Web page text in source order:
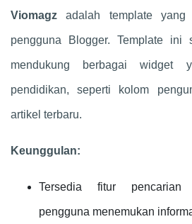
Viomagz adalah template
pengguna Blogger. Template ini
mendukung berbagai widget
pendidikan, seperti kolom
artikel terbaru.
Keunggulan:
Tersedia fitur pencarian
pengguna menemukan